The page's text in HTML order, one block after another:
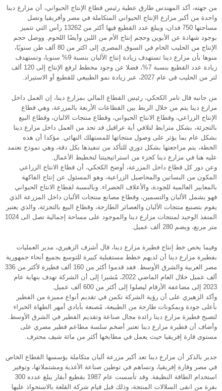
من جهته، أكد المهندس طارق عطية رئيس قطاع الإنتاج الحيواني، أن مزارع دينا
واحدة من أكبر مزارع الإنتاج الحيواني المتكاملة في مصر وأفريقيا وتصل
مساحتها 750 فدان، ويبلغ عدد القطيع فيها أكثر من 13262 رأس التي تتميز
بوجود شهادة عن الأبوين وحجم إنتاج الأم من اللبن وأيضًا اللحوم. ووصل حجم
الإنتاج من الحليب الخام في السوق المصري إلى اكثر من 80 ألف طن سنويًا،
منوها بأن مزارع دينا تستهدف زيادة إنتاج الألبان بنسبة 9% سنويا، وتستهدف
زيادة عدد القطيع بنسبة 7%، فضلا عن وجود مخطط لرفع الإنتاج إلى 120 ألف
لتر من الحليب في عام 2027، عبر زيادة نمو الطبيعي للقطيع أو الاستيراد.
من جانبه قال تامر الكحكي، رئيس القطاع المالي بمزارع دينا، إن العمل داخل
مزارع دينا يتم من خلال الربط بين القطاعات الأربعة بالمزرعة، وهي قطاع
الإنتاج الزراعي، وقطاع الانتاج الحيواني، وقطاع منتجات الالبان، وقطاع البيع
بالتجزئة، بشكل مترابط لتلافي أية عراقيل قد تحد من العمل داخل مزارع دينا
بشكل عام بما يؤثر على وصول منتجاتها للمستهلك النهائي. مؤكدا أن هذه
الخطة، يتم مراجعتها بشكل دوري للتأكد من تنفيذها بكل دقة، وهي نموذج نعتمد
عليه هنا في مزارع دينا كجزء من استراتيجيتنا لتخطيط الأعمال.
وعن دور كل قطاع داخل المزرعة، أوضح الكحكي، أن قطاع الانتاج الزراعي
المكون من البساتين والمحاصيل الزراعية، وهو المسئول عن إنتاج الفاكهة
بالمعايير العالمية للجودة، والأعلاف الخضراء. وبالنسبة لقطاع الانتاج الحيواني
فهو يشمل الألبان والتسمين، وقطاع مصانع منتجات الألبان داخل المزرعة الذي
يقوم بتصنيع منتجات الألبان والعصائر الطازجة، وقطاع البيع بالتجزئة، والذي يعتبر
المنفذ الوحيد لمنتجات مزارع دينا والموجود على مساحة إجمالية تصل الى 1024
متر مربع، ويضم 280 ألف عميل.
وفيما يخص خط إنتاج فطيرة مزارع دينا، قال أشرف الزهيري، مدير العمليات
بفطيرة مزارع دينا أن لديهم خطط مستقبلية كبيرة للتوسع بجميع أنحاء جمهورية
مصر العربية والشرق الأوسط. فقد قدموا أكثر من 160 ألف فطيرة لأكثر من 336
ألف عميل خلال العام الماضي 2022، مُشيرا إلى أن الشركة تهدف بنهاية عام
2023 إلى مضاعفة الأرقام ليصلوا إلى أكثر من 600 ألف عميل.
وأكد الزهيري على أن رؤية الشركة تكمن في تقديم أنواع مميزة من الفطير
بأعلى جودة وبمكونات طازجة من الطبيعة، مُصنعة بأيادي أمهر الطهاة الخبراء
لتصبح فطيرة مزارع دينا رائدة مجال صناعة وتقديم الفطير في الشرق الأوسط.
وأضاف أن فطيرة مزارع دينا تعتبر أضخم سلسة مطاعم فطير مصري على
مستوى قارة إفريقيا حيث يعمل في مطابخها أكثر من مائة شيف محترف.
جدير بالذكر أن مزارع دينا تعد أكبر مزرعة ألبان متكاملة يؤسسها القطاع الخاص
في مصر وقارة إفريقيا، وتساهم في توطين صناعة الأغذية ومشتملاتها، وتوفير
استخدام الطاقة النظيفة. وقد تأسست عام 1987 بقطيع أبقار يبلغ عدده 300
بقرة من انقى السلالات المنتجة، وذلك قبل قيام شركة القلعة بالاستحواذ عليها